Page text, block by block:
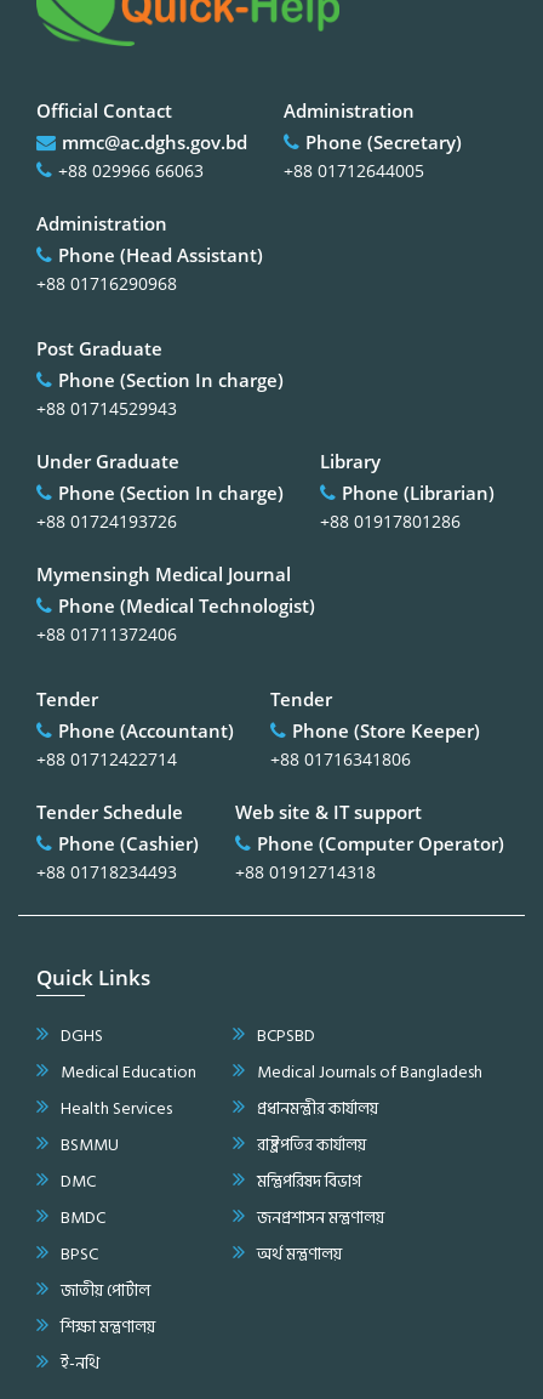
Official Contact
mmc@ac.dghs.gov.bd
+88 029966 66063
Administration
Phone (Secretary)
+88 01712644005
Administration
Phone (Head Assistant)
+88 01716290968
Post Graduate
Phone (Section In charge)
+88 01714529943
Under Graduate
Phone (Section In charge)
+88 01724193726
Library
Phone (Librarian)
+88 01917801286
Mymensingh Medical Journal
Phone (Medical Technologist)
+88 01711372406
Tender
Phone (Accountant)
+88 01712422714
Tender
Phone (Store Keeper)
+88 01716341806
Tender Schedule
Phone (Cashier)
+88 01718234493
Web site & IT support
Phone (Computer Operator)
+88 01912714318
Quick Links
DGHS
Medical Education
Health Services
BSMMU
DMC
BMDC
BPSC
BCPSBD
Medical Journals of Bangladesh
প্রধানমন্ত্রীর কার্যালয়
রাষ্ট্রপতির কার্যালয়
মন্ত্রিপরিষদ বিভাগ
জনপ্রশাসন মন্ত্রণালয়
অর্থ মন্ত্রণালয়
জাতীয় পোর্টাল
শিক্ষা মন্ত্রণালয়
ই-নথি